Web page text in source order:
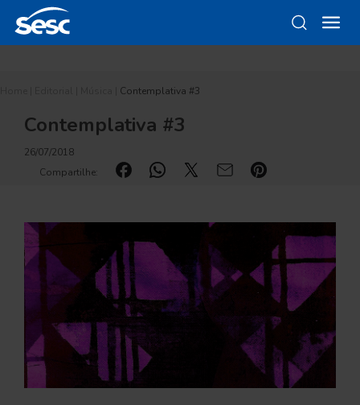
Contemplativa #3
Contemplativa #3
26/07/2018
Compartilhe: